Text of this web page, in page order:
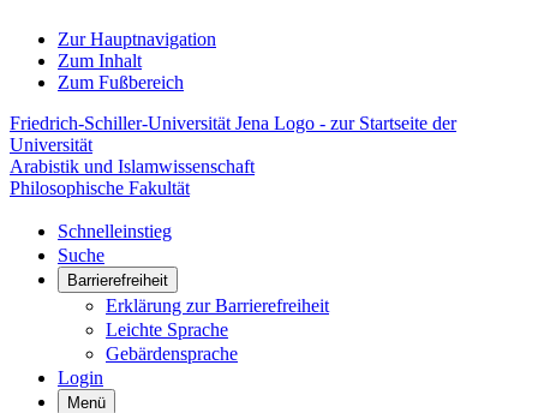
Zur Hauptnavigation
Zum Inhalt
Zum Fußbereich
Friedrich-Schiller-Universität Jena Logo - zur Startseite der
Universität
Arabistik und Islamwissenschaft
Philosophische Fakultät
Schnelleinstieg
Suche
Barrierefreiheit
Erklärung zur Barrierefreiheit
Leichte Sprache
Gebärdensprache
Login
Menü